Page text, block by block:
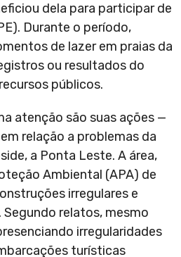
dela para participar de
Durante o período,
de lazer em praias da
ou resultados do
públicos.
atenção são suas ações —
relação a problemas da
a Ponta Leste. A área,
Ambiental (APA) de
irregulares e
relatos, mesmo
irregularidades
turísticas